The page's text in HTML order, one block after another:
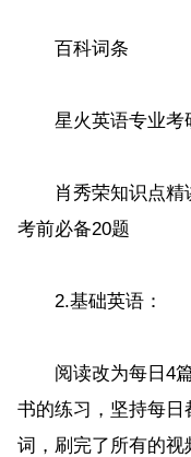
百科词条
星火英语专业考
肖秀荣知识点精
考前必备20题
2.基础英语：
阅读改为每日4篇
书的练习，坚持每
词，刷完了所有的视